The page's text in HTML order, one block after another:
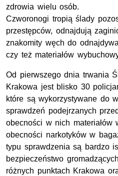
zdrowia wielu osób.
Czworonogi tropią ślady
przestępców, odnajdują
znakomity węch do
czy też materiałów
Od pierwszego dnia trwania
Krakowa jest blisko 30
które są wykorzystywane do
sprawdzeń podejrzanych
obecności w nich materiałów
obecności narkotyków w
typu sprawdzenia są bardzo
bezpieczeństwo
różnych punktach Krakowa